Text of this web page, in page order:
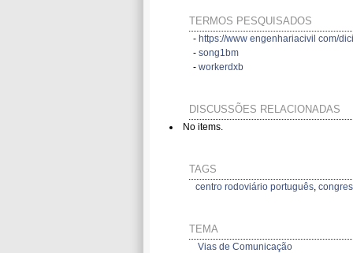
TERMOS PESQUISADOS
- https://www engenhariacivil com/
- song1bm
- workerdxb
DISCUSSÕES RELACIONADAS
No items.
TAGS
centro rodoviário português,
TEMA
Vias de Comunicação